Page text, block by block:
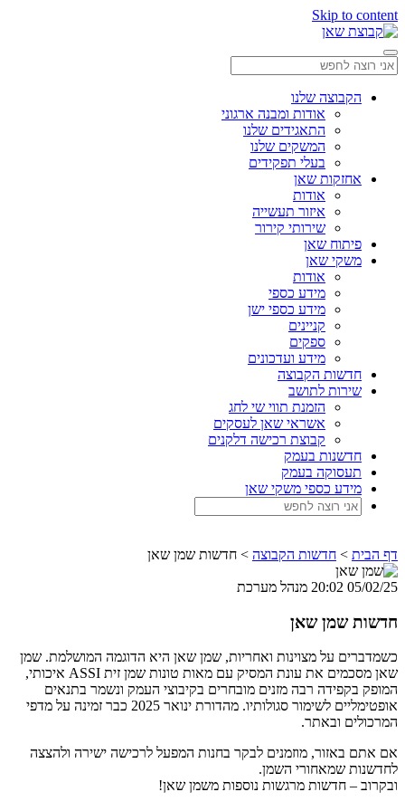
Skip to content
הקבוצה שלנו
אודות ומבנה ארגוני
התאגידים שלנו
המשקים שלנו
בעלי תפקידים
אחזקות שאן
אודות
איזור תעשייה
שירותי קירור
פיתוח שאן
משקי שאן
אודות
מידע כספי
מידע כספי ישן
קניינים
ספקים
מידע ועדכונים
חדשות הקבוצה
שירות לתושב
הזמנת תווי שי לחג
אשראי שאן לעסקים
קבוצת רכישה דלקנים
חדשנות בעמק
תעסוקה בעמק
מידע כספי משקי שאן
דף הבית > חדשות הקבוצה > חדשות שמן שאן
05/02/25 20:02 מנהל מערכת
חדשות שמן שאן
כשמדברים על מצוינות ואחריות, שמן שאן היא הדוגמה המושלמת. שמן
שאן מסכמים את עונת המסיק עם מאות טונות שמן זית ASSI איכותי,
המופק בקפידה רבה מזנים מובחרים בקיבוצי העמק ונשמר בתנאים
אופטימליים לשימור סגולותיו. מהדורת ינואר 2025 כבר זמינה על מדפי
המרכולים ובאתר.
אם אתם באזור, מוזמנים לבקר בחנות המפעל לרכישה ישירה ולהצצה
לחדשנות שמאחורי השמן.
ובקרוב – חדשות מרגשות נוספות משמן שאן!